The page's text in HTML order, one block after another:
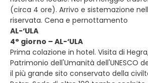
(circa 4 ore). Arrivo e sistemazione
riservata. Cena e pernottamento
AL-‘ULA
4° giorno – AL-‘ULA
Prima colazione in hotel. Visita di
Patrimonio dell'Umanità dell'UNESCO
il più grande sito conservato della